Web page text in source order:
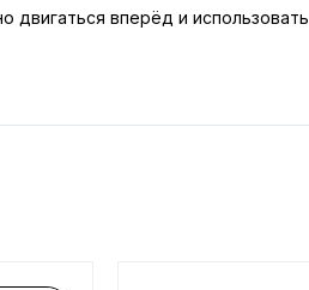
двигаться вперёд и использовать